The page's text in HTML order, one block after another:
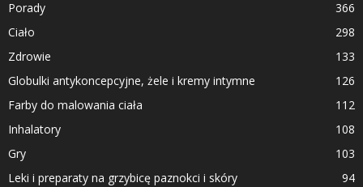
Porady
366
Ciało
298
Zdrowie
133
Globulki antykoncepcyjne, żele i kremy intymne
126
Farby do malowania ciała
112
Inhalatory
108
Gry
103
Leki i preparaty na grzybicę paznokci i skóry
94